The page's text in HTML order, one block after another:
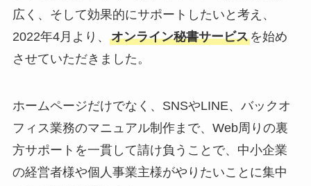
広く、そして効果的にサポートしたいと考え、
2022年4月より、 オンライン秘書サービスを始め
させていただきました。
ホームページだけでなく、SNSやLINE、バックオ
フィス業務のマニュアル制作まで、Web周りの裏
方サポートを一貫して請け負うことで、中小企業
の経営者様や個人事業主様がやりたいことに集中